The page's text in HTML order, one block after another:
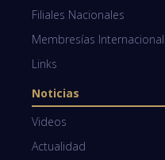
Filiales Nacionales
Membresías
Links
Noticias
Videos
Actualidad